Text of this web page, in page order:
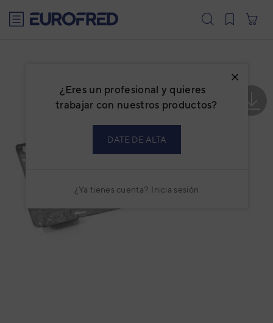
¿Eres un profesional y quieres
trabajar con nuestros productos?
DATE DE ALTA
¿Ya tienes cuenta? Inicia sesión